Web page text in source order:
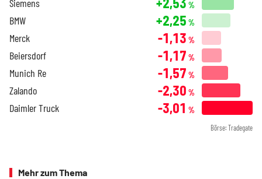
Siemens %
BMW +2,25 %
Merck -1,13 %
Beiersdorf -1,17 %
Munich Re -1,57 %
Zalando -2,30 %
Daimler Truck -3,01 %
Börse: Tradegate
Mehr zum Thema